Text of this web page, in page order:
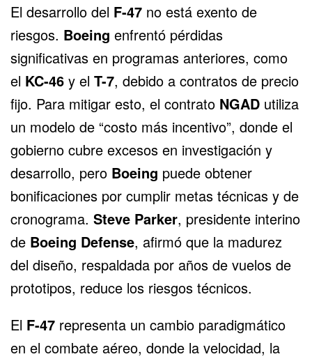
El desarrollo del F-47 no está exento de
riesgos. Boeing enfrentó pérdidas
significativas en programas anteriores, como
el KC-46 y el T-7, debido a contratos de precio
fijo. Para mitigar esto, el contrato NGAD utiliza
un modelo de “costo más incentivo”, donde el
gobierno cubre excesos en investigación y
desarrollo, pero Boeing puede obtener
bonificaciones por cumplir metas técnicas y de
cronograma. Steve Parker, presidente interino
de Boeing Defense, afirmó que la madurez
del diseño, respaldada por años de vuelos de
prototipos, reduce los riesgos técnicos.
El F-47 representa un cambio paradigmático
en el combate aéreo, donde la velocidad, la